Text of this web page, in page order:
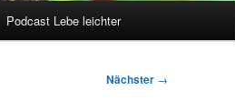
Podcast Lebe leichter
Nächster →